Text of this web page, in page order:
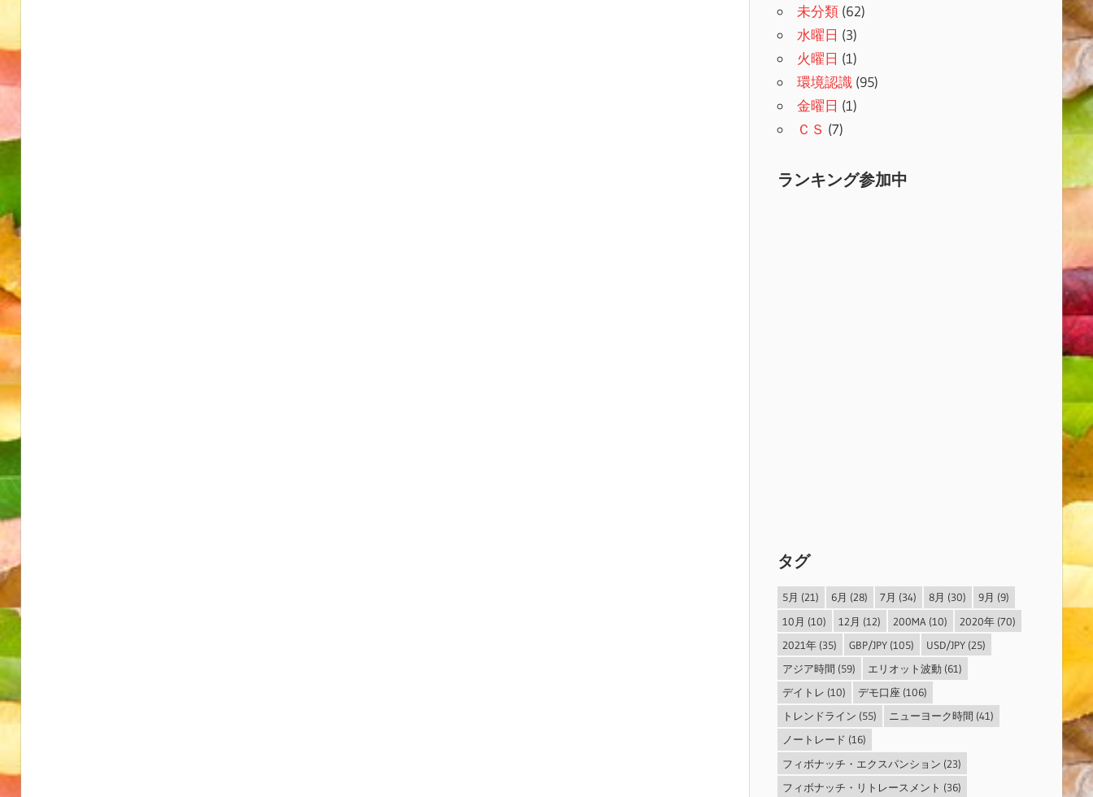
未分類(62)
水曜日 (3)
火曜日 (1)
環境認識(95)
金曜日 (1)
ＣＳ (7)
ランキング参加中
タグ
5月 (21) 6月 (28) 7月 (34) 8月 (30) 9月 (9)
10月 (10) 12月 (12) 200MA (10) 2020年 (70)
2021年 (35) GBP/JPY (105) USD/JPY (25)
アジア時間 (59) エリオット波動 (61)
デイトレ (10) デモ口座 (106)
トレンドライン (55) ニューヨーク時間 (41)
ノートレード (16)
フィボナッチ・エクスパンション (23)
フィボナッチ・リトレースメント (36)